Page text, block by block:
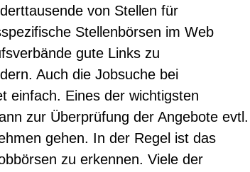
von Stellen für
Stellenbörsen im Web
gute Links zu
Auch die Jobsuche bei
einfach. Eines der wichtigsten
zur Überprüfung der Angebote evtl.
gehen. In der Regel ist das
zu erkennen. Viele der